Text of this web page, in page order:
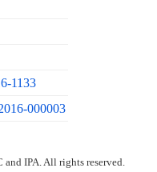
1133
000003
IPA. All rights reserved.